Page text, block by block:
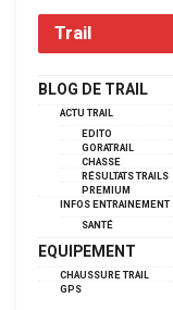
Trail
BLOG DE TRAIL
ACTU TRAIL
EDITO
GORATRAIL
CHASSE
RÉSULTATS TRAILS
PREMIUM
INFOS ENTRAINEMENT
SANTÉ
EQUIPEMENT
CHAUSSURE TRAIL
GPS